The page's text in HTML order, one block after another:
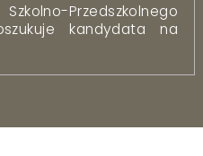
Przedszkolnego
kandydata na